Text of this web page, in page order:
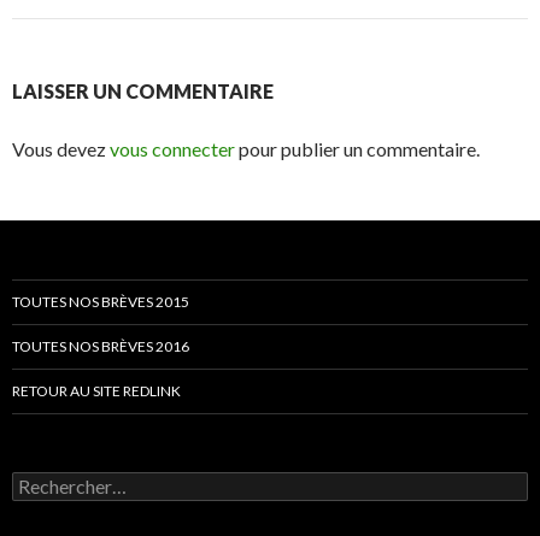
LAISSER UN COMMENTAIRE
Vous devezvous connecterpour publier un commentaire.
TOUTES NOS BRÈVES 2015
TOUTES NOS BRÈVES 2016
RETOUR AU SITE REDLINK
Rechercher :